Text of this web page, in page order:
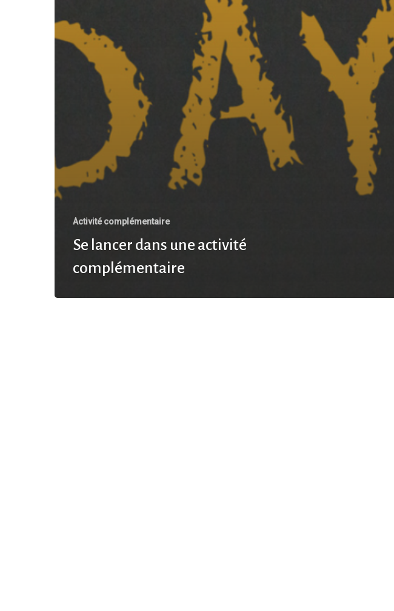
Activité complémentaire
Se lancer dans une activité
complémentaire